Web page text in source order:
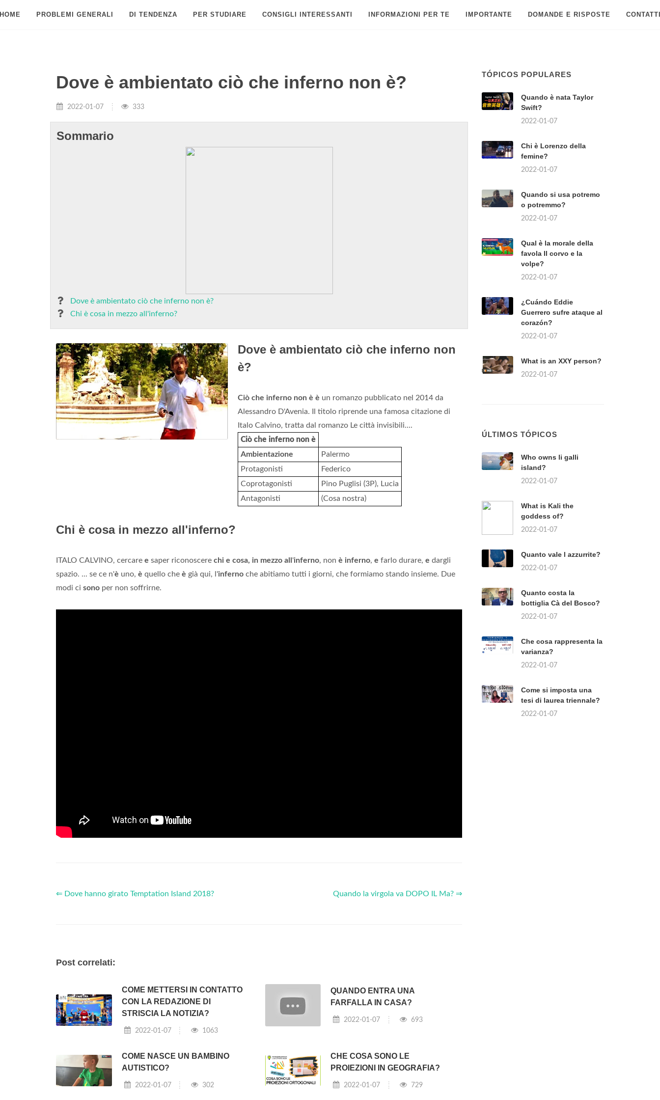
PROBLEMI GENERALI DI TENDENZA PER STUDIARE CONSIGLI INTERESSANTI INFORMAZIONI PER TE IMPORTANTE DOMANDE E RISPOSTE
Dove è ambientato ciò che inferno non è?
2022-01-07 333
Sommario
Dove è ambientato ciò che inferno non è?
Chi è cosa in mezzo all'inferno?
Dove è ambientato ciò che inferno non
è?
Ciò che inferno non è è un romanzo pubblicato nel 2014 da
Alessandro D'Avenia. Il titolo riprende una famosa citazione di
Italo Calvino, tratta dal romanzo Le città invisibili....
Ciò che inferno non è
Ambientazione
Palermo
Protagonisti
Federico
Coprotagonisti
Pino Puglisi (3P), Lucia
Antagonisti
(Cosa nostra)
Chi è cosa in mezzo all'inferno?
ITALO CALVINO, cercare e saper riconoscere chi e cosa, in mezzo all 'inferno, non è inferno, e farlo durare, e dargli
spazio. ... se ce n'è uno, è quello che è già qui, l'inferno che abitiamo tutti i giorni, che formiamo stando insieme. Due
modi ci sono per non soffrirne.
⇐ Dove hanno girato Temptation Island 2018? Quando la virgola va DOPO IL Ma? ⇒
Post correlati:
COME METTERSI IN CONTATTO
CON LA REDAZIONE DI
STRISCIA LA NOTIZIA?
2022-01-07 1063
QUANDO ENTRA UNA
FARFALLA IN CASA?
2022-01-07 693
COME NASCE UN BAMBINO
AUTISTICO?
2022-01-07 302
CHE COSA SONO LE
PROIEZIONI IN GEOGRAFIA?
2022-01-07 729
TÓPICOS POPULARES
Quando è nata Taylor
Swift?
2022-01-07
Chi è Lorenzo della
femine?
2022-01-07
Quando si usa potremo
o potremmo?
2022-01-07
Qual è la morale della
favola Il corvo e la
volpe?
2022-01-07
¿Cuándo Eddie
Guerrero sufre ataque al
corazón?
2022-01-07
What is an XXY person?
2022-01-07
ÚLTIMOS TÓPICOS
Who owns li galli
island?
2022-01-07
What is Kali the
goddess of?
2022-01-07
Quanto vale l azzurrite?
2022-01-07
Quanto costa la
bottiglia Cà del Bosco?
2022-01-07
Che cosa rappresenta la
varianza?
2022-01-07
Come si imposta una
tesi di laurea triennale?
2022-01-07